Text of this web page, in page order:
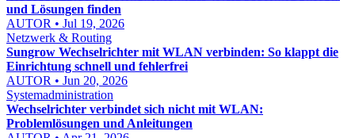
und Lösungen finden
AUTOR • Jul 19, 2026
Netzwerk & Routing
Sungrow Wechselrichter mit WLAN verbinden: So klappt die
Einrichtung schnell und fehlerfrei
AUTOR • Jun 20, 2026
Systemadministration
Wechselrichter verbindet sich nicht mit WLAN:
Problemlösungen und Anleitungen